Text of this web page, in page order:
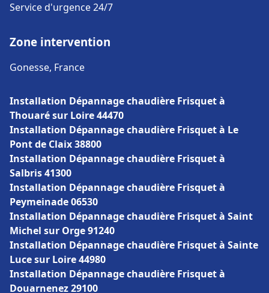
Service d'urgence 24/7
Zone intervention
Gonesse, France
Installation Dépannage chaudière Frisquet à
Thouaré sur Loire 44470
Installation Dépannage chaudière Frisquet à Le
Pont de Claix 38800
Installation Dépannage chaudière Frisquet à
Salbris 41300
Installation Dépannage chaudière Frisquet à
Peymeinade 06530
Installation Dépannage chaudière Frisquet à Saint
Michel sur Orge 91240
Installation Dépannage chaudière Frisquet à Sainte
Luce sur Loire 44980
Installation Dépannage chaudière Frisquet à
Douarnenez 29100